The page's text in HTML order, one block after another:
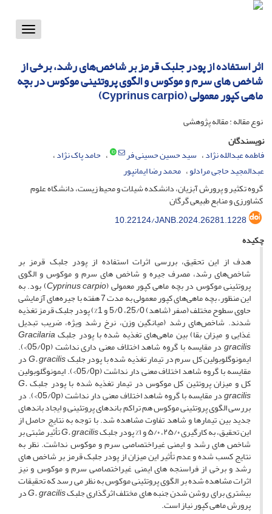
Toggle
اثر استفاده از پودر جلبک قرمز بر شاخص‌های رشد، برخی از
شاخص های سرم و موکوس و الگوی پروتئینی موکوس در بچه
ماهی کپور معمولی (Cyprinus carpio)
نوع مقاله : مقاله پژوهشی
نویسندگان
فاطمه عبدالله نژاد سید حسین حسینی فر
حامد پاک نژاد
عبدالمجید حاجی مرادلو محمد رضا ایمانپور
گروه تکثیر و پرورش آبزیان، دانشکده شیلات و محیط زیست، دانشگاه علوم
کشاورزی و منابع طبیعی گرگان
10.22124/JANB.2024.26281.1228
چکیده
هدف از این تحقیق، بررسی اثرات استفاده از پودر جلبک قرمز بر
شاخص‌های رشد، مصرف جیره و شاخص­ های سرم و موکوس و الگوی
پروتئینی موکوس در بچه ماهی کپور معمولی (Cyprinus carpio) بود. به
این منظور، بچه­ ماهی‌های کپور معمولی به مدت 7 هفته با جیره‌های آزمایشی
حاوی سطوح مختلف (صفر (شاهد) 25/0، 5/0 و 1%) پودر جلبک قرمز تغذیه
شدند. شاخص‌های رشد (میانگین وزن، نرخ رشد ویژه، ضریب تبدیل
غذایی و میزان بقا) بین ماهی‌های تغذیه شده با پودر جلبکGracilaria
gracilis در مقایسه با گروه شاهد اختلاف معنی ­داری نداشت (05/0p>).
ایمونوگلوبولین کل سرم در تیمار تغذیه­ شده با پودر جلبکG. gracilisدر
مقایسه با گروه شاهد اختلاف معنی ­دار نداشت (05/0p>). ایمونوگلوبولین
کل و میزان پروتئین کل موکوس در تیمار تغذیه­ شده با پودر جلبکG.
gracilis در مقایسه با گروه شاهد اختلاف معنی دار نداشت (05/0p>). در
بررسی الگوی پروتئینی موکوس هم تراکم باندهای پروتئینی و ایجاد باندهای
جدید بین تیمارها و شاهد تفاوت مشاهده شد. با توجه به نتایج حاصل از
این تحقیق، به­ کارگیری ۲۵/۰، ۵/۰ و ۱% پودر جلبک G. gracilisتأثیر مثبتی بر
شاخص ­های رشد و ایمنی غیراختصاصی سرم و موکوس نداشت. نظر به
نتایج کسب شده و عدم تأثیر این میزان از پودر جلبک قرمز بر شاخص ­های
رشد و برخی از فراسنجه ­های ایمنی غیراختصاصی سرم و موکوس و نیز
اثرات مشاهده شده بر الگوی پروتئینی موکوس به نظر می­ رسد که تحقیقات
بیشتری برای روشن شدن جنبه ­های مختلف اثرگذاری جلبکG. gracilisدر
پرورش ماهی کپور نیاز است.